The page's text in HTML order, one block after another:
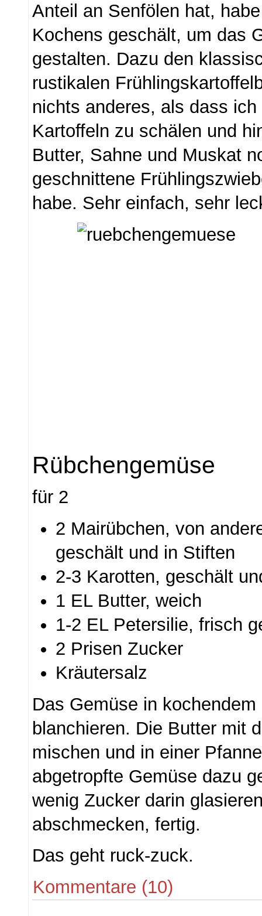
Anteil an Senfölen hat,
Kochens geschält, um das
gestalten. Dazu den
rustikalen
nichts anderes, als dass
Kartoffeln zu schälen und
Butter, Sahne und Muskat
geschnittene
habe. Sehr einfach, sehr
Rübchengemüse
für 2
2 Mairübchen, von
geschält und in Stiften
2-3 Karotten, geschält
1 EL Butter, weich
1-2 EL Petersilie, frisch
2 Prisen Zucker
Kräutersalz
Das Gemüse in
blanchieren. Die Butter mit
mischen und in einer
abgetropfte Gemüse dazu
wenig Zucker darin
abschmecken, fertig.
Das geht ruck-zuck.
Kommentare (10)